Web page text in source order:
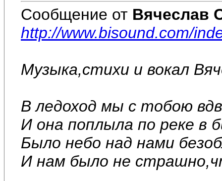
Сообщение от Вячеслав
http://www.bisound.com/
Музыка,стихи и вокал
В ледоход мы с тобою
И она поплыла по реке в
Было небо над нами
И нам было не